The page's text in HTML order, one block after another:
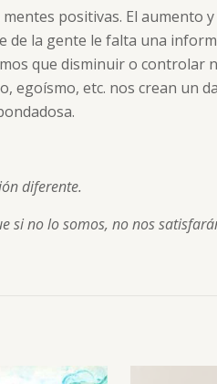
positivas. El aumento
la gente le falta una
que disminuir o controlar
egoísmo, etc. nos crean un
diferente.
si no lo somos, no nos